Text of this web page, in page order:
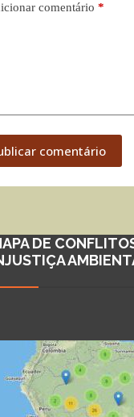
comentário *
comentário
DE